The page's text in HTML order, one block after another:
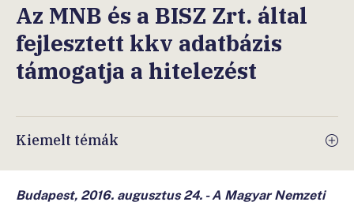
Az MNB és a BISZ Zrt. által
fejlesztett kkv adatbázis
támogatja a hitelezést
Kiemelt témák
Budapest, 2016. augusztus 24. - A Magyar Nemzeti